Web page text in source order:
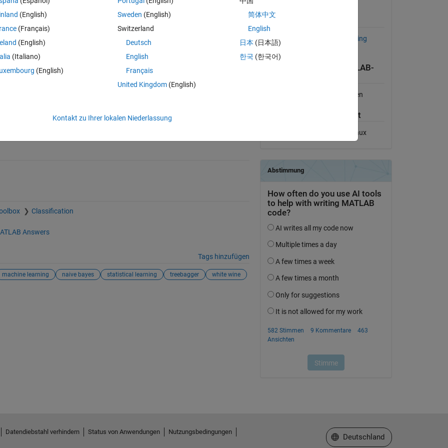
trees.
Sensor via NIPALS Algorithm
MATLABによる統計解析
5,00 / 5 (1)
de.mathworks.com/matlabcentral/fileexchange/28770-introduction-to-
Classification
Answers
Tags hinzufügen
machine learning naive bayes statistical learning treebagger
white wine
Statistics and Machine Learning
Toolbox
Kompatibilität der MATLAB-
Kompatibel mit allen Versionen
Plattform-Kompatibilität
Linux
(English)
(Français)
(English)
(Italiano)
(English)
Sweden (English)
Switzerland
Deutsch
English
Français
United Kingdom(English)
简体中文
English
日本 (日本語)
한국 (한국어)
Kontakt zu Ihrer lokalen Niederlassung
Datendiebstahl verhindern Status von Anwendungen
Nutzungsbedingungen
Website auswählen
Deutschland